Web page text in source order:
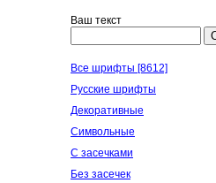
Ваш текст
Все шрифты [8612]
Русские шрифты
Декоративные
Символьные
С засечками
Без засечек